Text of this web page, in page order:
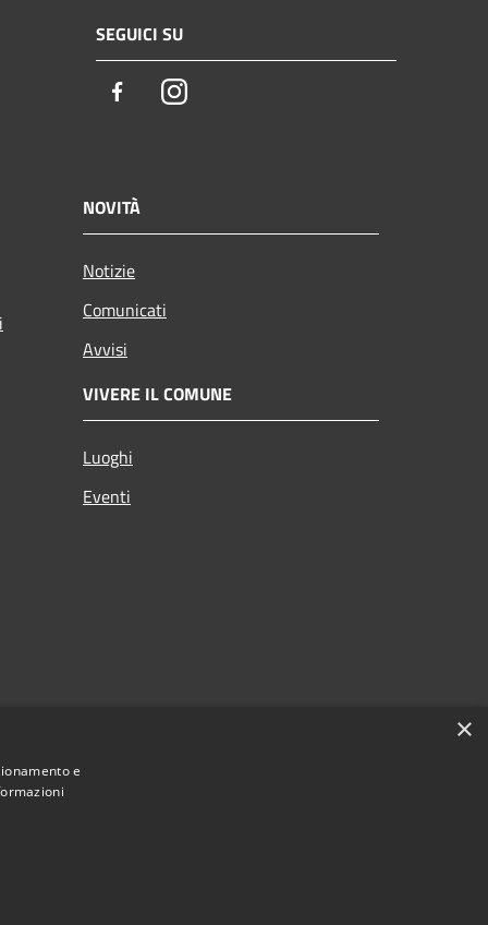
SEGUICI SU
FacebookInstagram
NOVITÀ
Notizie
Comunicati
Avvisi
VIVERE IL COMUNE
Luoghi
Eventi
×
e